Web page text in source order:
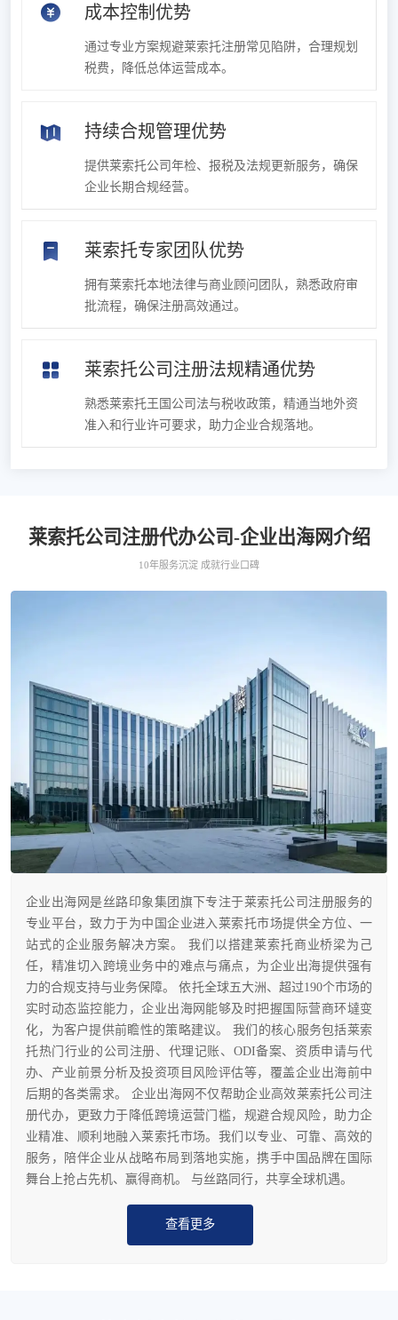
成本控制优势
通过专业方案规避莱索托注册常见陷阱，合理规划
税费，降低总体运营成本。
持续合规管理优势
提供莱索托公司年检、报税及法规更新服务，确保
企业长期合规经营。
莱索托专家团队优势
拥有莱索托本地法律与商业顾问团队，熟悉政府审
批流程，确保注册高效通过。
莱索托公司注册法规精通优势
熟悉莱索托王国公司法与税收政策，精通当地外资
准入和行业许可要求，助力企业合规落地。
莱索托公司注册代办公司-企业出海网介绍
10年服务沉淀 成就行业口碑
企业出海网是丝路印象集团旗下专注于莱索托公司注册服务的
专业平台，致力于为中国企业进入莱索托市场提供全方位、一
站式的企业服务解决方案。 我们以搭建莱索托商业桥梁为己
任，精准切入跨境业务中的难点与痛点，为企业出海提供强有
力的合规支持与业务保障。 依托全球五大洲、超过190个市场的
实时动态监控能力，企业出海网能够及时把握国际营商环墶变
化，为客户提供前瞻性的策略建议。 我们的核心服务包括莱索
托热门行业的公司注册、代理记账、ODI备案、资质申请与代
办、产业前景分析及投资项目风险评估等，覆盖企业出海前中
后期的各类需求。 企业出海网不仅帮助企业高效莱索托公司注
册代办，更致力于降低跨境运营门槛，规避合规风险，助力企
业精准、顺利地融入莱索托市场。我们以专业、可靠、高效的
服务，陪伴企业从战略布局到落地实施，携手中国品牌在国际
舞台上抢占先机、赢得商机。 与丝路同行，共享全球机遇。
查看更多